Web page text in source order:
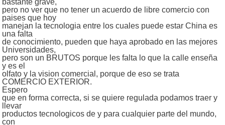
pero no ver que no tener un acuerdo de libre comercio con
paises que hoy
manejan la tecnologia entre los cuales puede estar China es
una falta
de conocimiento, pueden que haya aprobado en las mejores
Universidades,
pero son un BRUTOS porque les falta lo que la calle enseña
y es el
olfato y la vision comercial, porque de eso se trata
COMERCIO EXTERIOR.
Espero
que en forma correcta, si se quiere regulada podamos traer y
llevar
productos tecnologicos de y para cualquier parte del mundo,
con